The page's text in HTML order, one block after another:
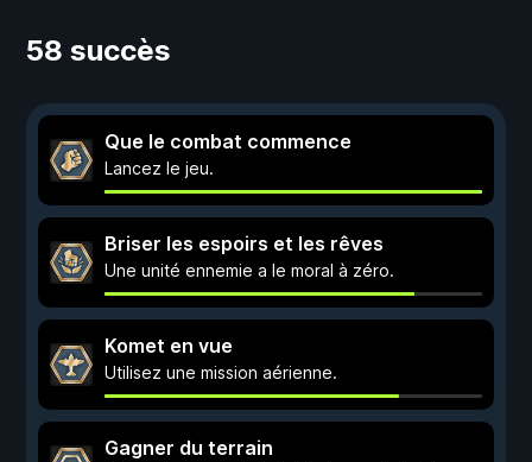
58 succès
Que le combat commence
Lancez le jeu.
Briser les espoirs et les rêves
Une unité ennemie a le moral à zéro.
Komet en vue
Utilisez une mission aérienne.
Gagner du terrain